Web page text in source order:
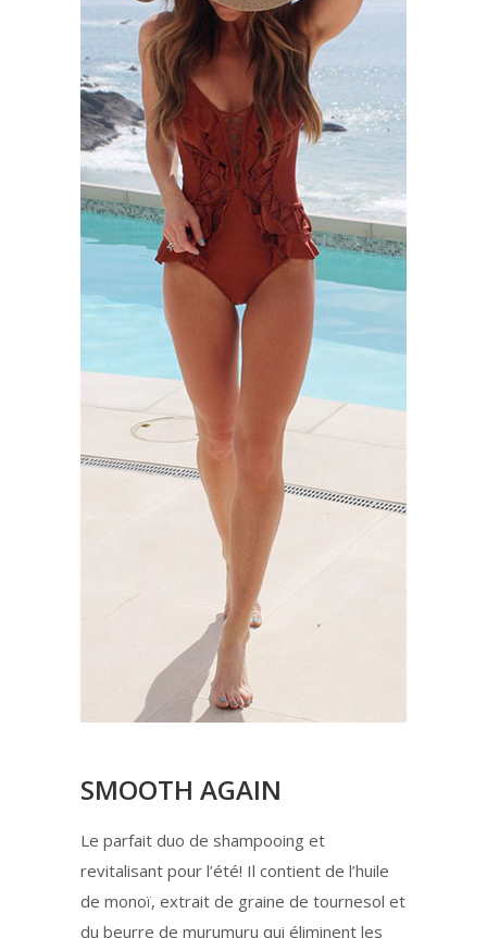
SMOOTH AGAIN
Le parfait duo de shampooing et
revitalisant pour l’été! Il contient de l’huile
de monoï, extrait de graine de tournesol et
du beurre de murumuru qui éliminent les